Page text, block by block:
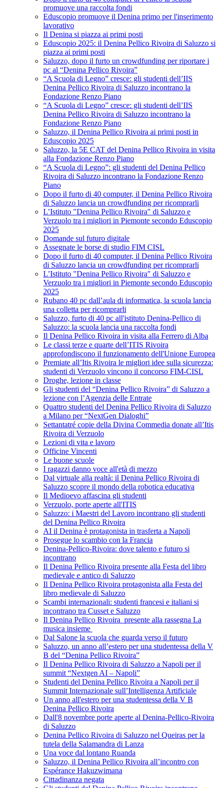
promuove una raccolta fondi
Eduscopio promuove il Denina primo per l'inserimento
lavorativo
Il Denina si piazza ai primi posti
Eduscopio 2025: il Denina Pellico Rivoira di Saluzzo si
piazza ai primi posti
Saluzzo, dopo il furto un crowdfunding per riportare i
pc al “Denina Pellico Rivoira”
“A Scuola di Legno” cresce: gli studenti dell’IIS
Denina Pellico Rivoira di Saluzzo incontrano la
Fondazione Renzo Piano
“A Scuola di Legno” cresce: gli studenti dell’IIS
Denina Pellico Rivoira di Saluzzo incontrano la
Fondazione Renzo Piano
Saluzzo, il Denina Pellico Rivoira ai primi posti in
Eduscopio 2025
Saluzzo, la 5E CAT del Denina Pellico Rivoira in visita
alla Fondazione Renzo Piano
“A Scuola di Legno”: gli studenti del Denina Pellico
Rivoira di Saluzzo incontrano la Fondazione Renzo
Piano
Dopo il furto di 40 computer, il Denina Pellico Rivoira
di Saluzzo lancia un crowdfunding per ricomprarli
L’Istituto "Denina Pellico Rivoira" di Saluzzo e
Verzuolo tra i migliori in Piemonte secondo Eduscopio
2025
Domande sul futuro digitale
Assegnate le borse di studio FIM CISL
Dopo il furto di 40 computer, il Denina Pellico Rivoira
di Saluzzo lancia un crowdfunding per ricomprarli
L’Istituto "Denina Pellico Rivoira" di Saluzzo e
Verzuolo tra i migliori in Piemonte secondo Eduscopio
2025
Rubano 40 pc dall’aula di informatica, la scuola lancia
una colletta per ricomprarli
Saluzzo, furto di 40 pc all'istituto Denina-Pellico di
Saluzzo: la scuola lancia una raccolta fondi
Il Denina Pellico Rivoira in visita alla Ferrero di Alba
Le classi terze e quarte dell’ITIS Rivoira
approfondiscono il funzionamento dell'Unione Europea
Premiate all’Itis Rivoira le migliori idee sulla sicurezza:
studenti di Verzuolo vincono il concorso FIM-CISL
Droghe, lezione in classe
Gli studenti del “Denina Pellico Rivoira” di Saluzzo a
lezione con l’Agenzia delle Entrate
Quattro studenti del Denina Pellico Rivoira di Saluzzo
a Milano per “NextGen Dialoghi”
Settantatré copie della Divina Commedia donate all’Itis
Rivoira di Verzuolo
Lezioni di vita e lavoro
Officine Vincenti
Le buone scuole
I ragazzi danno voce all'età di mezzo
Dal virtuale alla realtà: il Denina Pellico Rivoira di
Saluzzo scopre il mondo della robotica educativa
Il Medioevo affascina gli studenti
Verzuolo, porte aperte all'ITIS
Saluzzo: i Maestri del Lavoro incontrano gli studenti
del Denina Pellico Rivoira
AI il Denina è protagonista in trasferta a Napoli
Prosegue lo scambio con la Francia
Denina-Pellico-Rivoira: dove talento e futuro si
incontrano
Il Denina Pellico Rivoira presente alla Festa del libro
medievale e antico di Saluzzo
Il Denina Pellico Rivoira protagonista alla Festa del
libro medievale di Saluzzo
Scambi internazionali: studenti francesi e italiani si
incontrano tra Cusset e Saluzzo
Il Denina Pellico Rivoira presente alla rassegna La
musica insieme
Dal Salone la scuola che guarda verso il futuro
Saluzzo, un anno all’estero per una studentessa della V
B del “Denina Pellico Rivoira”
Il Denina Pellico Rivoira di Saluzzo a Napoli per il
summit “Nextgen AI – Napoli”
Studenti del Denina Pellico Rivoira a Napoli per il
Summit Internazionale sull’Intelligenza Artificiale
Un anno all'estero per una studentessa della V B
Denina Pellico Rivoira
Dall'8 novembre porte aperte al Denina-Pellico-Rivoira
di Saluzzo
Denina Pellico Rivoira di Saluzzo nel Queiras per la
tutela della Salamandra di Lanza
Una voce dal lontano Ruanda
Saluzzo, il Denina Pellico Rivoira all’incontro con
Espérance Hakuzwimana
Cittadinanza negata